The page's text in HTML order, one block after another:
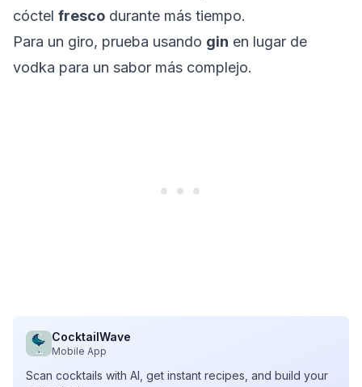
cóctel fresco durante más tiempo.
Para un giro, prueba usando gin en lugar de
vodka para un sabor más complejo.
CocktailWave
Mobile App
Scan cocktails with AI, get instant recipes, and build your